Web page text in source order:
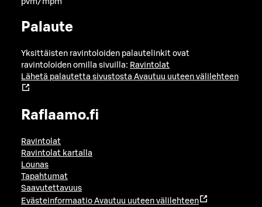
pvm/mpm
Palaute
Yksittäisten ravintoloiden palautelinkit ovat
ravintoloiden omilla sivuilla: Ravintolat
Lähetä palautetta sivustosta Avautuu uuteen välilehteen
Raflaamo.fi
Ravintolat
Ravintolat kartalla
Lounas
Tapahtumat
Saavutettavuus
Evästeinformaatio Avautuu uuteen välilehteen